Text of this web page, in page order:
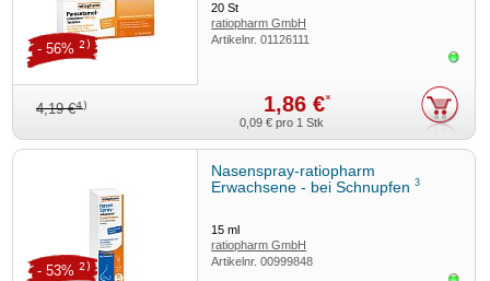
20St
ratiopharm GmbH
Artikelnr.01126111
4,19 €4) 1,86 €*
- 56% 2)
0,09 € pro 1 Stk
Nasenspray-ratiopharm
Erwachsene - bei Schnupfen3
15ml
ratiopharm GmbH
Artikelnr.00999848
- 53% 2)